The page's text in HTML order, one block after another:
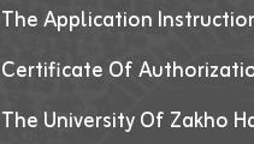
The Application
Certificate Of
The University Of Zakho